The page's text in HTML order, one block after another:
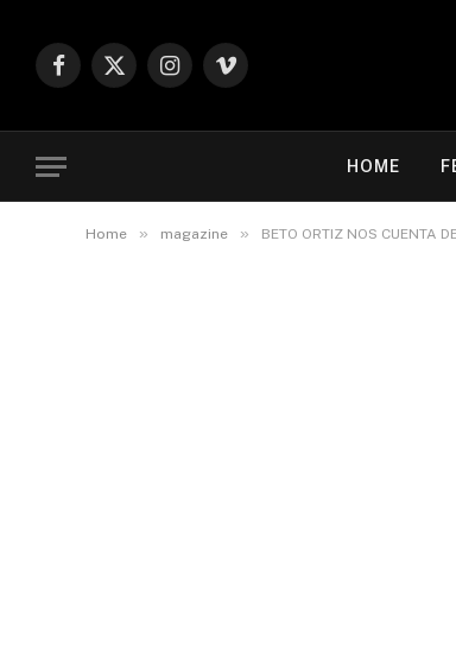
Facebook
X
Instagram
Vimeo
HOME
Home » magazine » BETO ORTIZ NOS CUENTA